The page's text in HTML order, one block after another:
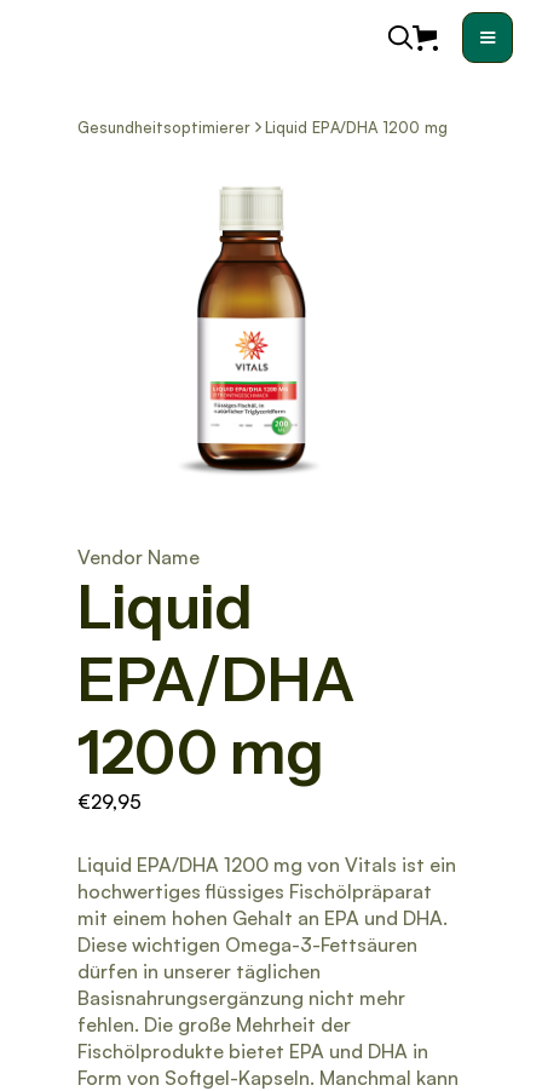
Gesundheitsoptimierer Liquid EPA/DHA 1200 mg
Vendor Name
Liquid
EPA/DHA
1200 mg
€29,95
Liquid EPA/DHA 1200 mg von Vitals ist ein
hochwertiges flüssiges Fischölpräparat
mit einem hohen Gehalt an EPA und DHA.
Diese wichtigen Omega-3-Fettsäuren
dürfen in unserer täglichen
Basisnahrungsergänzung nicht mehr
fehlen. Die große Mehrheit der
Fischölprodukte bietet EPA und DHA in
Form von Softgel-Kapseln. Manchmal kann